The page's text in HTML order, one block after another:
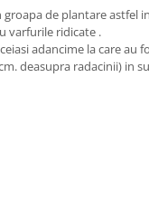
groapa de plantare astfel
varfurile ridicate .
adancime la care au
deasupra radacinii) in